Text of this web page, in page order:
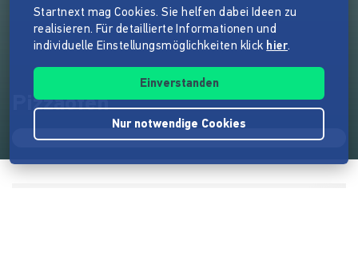
Pizzaofen
Startnext mag Cookies. Sie helfen dabei Ideen zu
realisieren. Für detaillierte Informationen und
individuelle Einstellungsmöglichkeiten klick hier.
Einverstanden
Nur notwendige Cookies